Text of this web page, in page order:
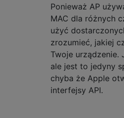
Ponieważ AP
MAC dla różnych
użyć
zrozumieć, jakiej
Twoje urządzenie.
ale jest to jedyny
chyba że Apple
interfejsy API.